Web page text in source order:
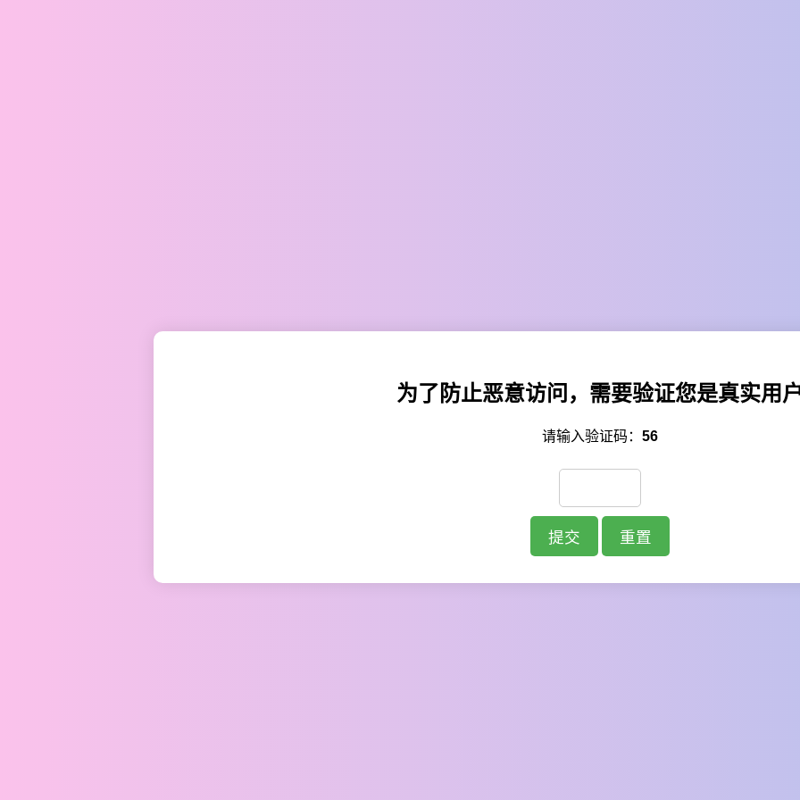
为了防止恶意访问，需要验证您是真实用
请输入验证码： 56
提交 重置